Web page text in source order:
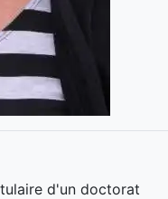
d'un doctorat